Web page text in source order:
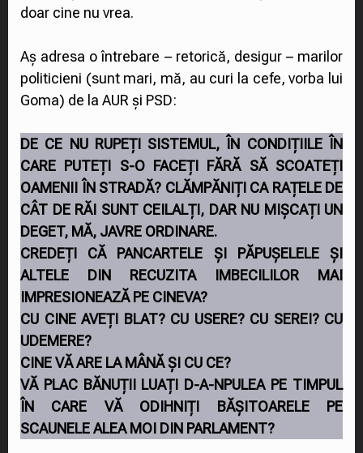
doar cine nu vrea.
Aș adresa o întrebare – retorică, desigur – marilor
politicieni (sunt mari, mă, au curi la cefe, vorba lui
Goma) de la AUR și PSD:
DE CE NU RUPEȚI SISTEMUL, ÎN CONDIȚIILE ÎN
CARE PUTEȚI S-O FACEȚI FĂRĂ SĂ SCOATEȚI
OAMENII ÎN STRADĂ? CLĂMPĂNIȚI CA RAȚELE DE
CÂT DE RĂI SUNT CEILALȚI, DAR NU MIȘCAȚI UN
DEGET, MĂ, JAVRE ORDINARE.
CREDEȚI CĂ PANCARTELE ȘI PĂPUȘELELE ȘI
ALTELE DIN RECUZITA IMBECILILOR MAI
IMPRESIONEAZĂ PE CINEVA?
CU CINE AVEȚI BLAT? CU USERE? CU SEREI? CU
UDEMERE?
CINE VĂ ARE LA MÂNĂ ȘI CU CE?
VĂ PLAC BĂNUȚII LUAȚI D-A-NPULEA PE TIMPUL
ÎN CARE VĂ ODIHNIȚI BĂȘITOARELE PE
SCAUNELE ALEA MOI DIN PARLAMENT?